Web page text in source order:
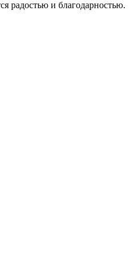
радостью и благодарностью.